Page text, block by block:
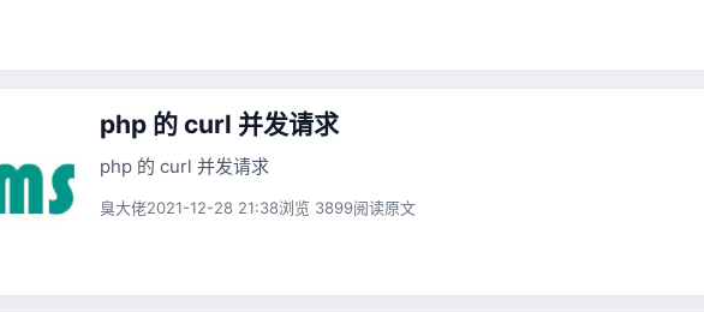
php 的 curl 并发请求
php 的 curl 并发请求
臭大佬2021-12-28 21:38浏览 3899阅读原文